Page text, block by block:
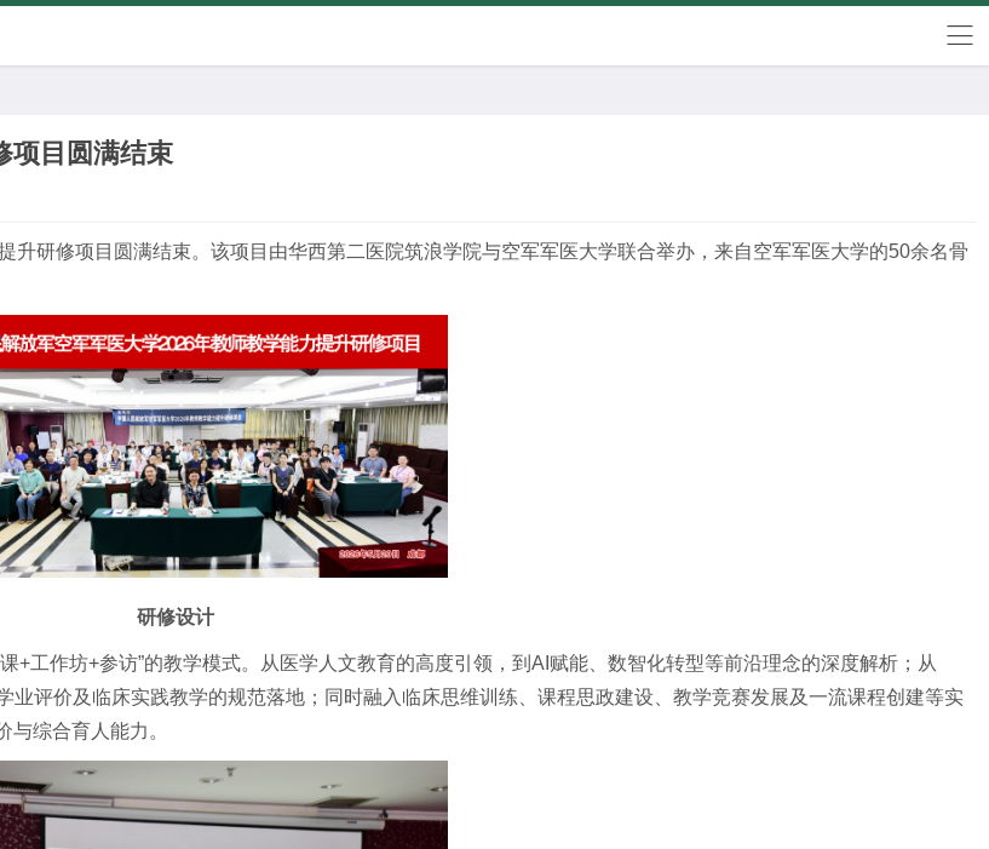
项目圆满结束
升研修项目圆满结束。该项目由华西第二医院筑浪学院与空军军医大学联合举办，来自空军军医大学的50余名骨
研修设计
+工作坊+参访”的教学模式。从医学人文教育的高度引领，到AI赋能、数智化转型等前沿理念的深度解析；从
评价及临床实践教学的规范落地；同时融入临床思维训练、课程思政建设、教学竞赛发展及一流课程创建等实
综合育人能力。